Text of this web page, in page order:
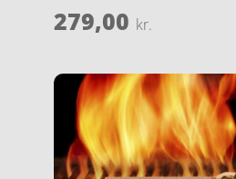
279,00 kr.